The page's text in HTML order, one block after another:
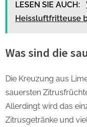
LESEN SIE AUCH:
Heissluftfritteuse
Was sind die
Die Kreuzung aus
sauersten
Allerdingt wird das
Zitrusgetränke und